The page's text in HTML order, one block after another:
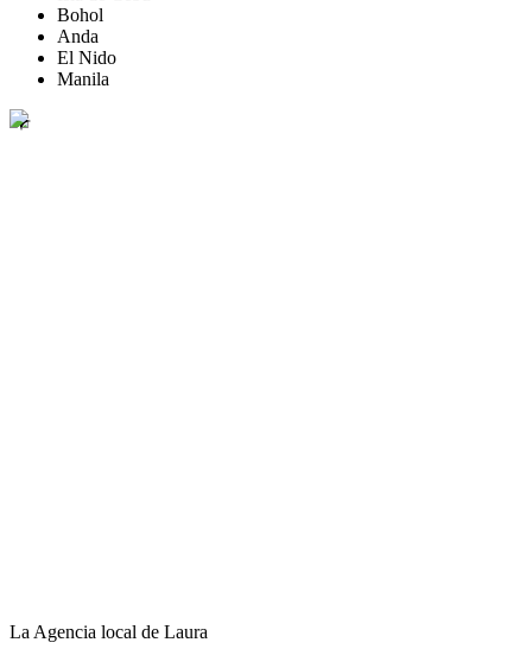
Bohol
Anda
El Nido
Manila
La Agencia local de Laura